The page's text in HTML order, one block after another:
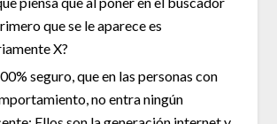
que se le aparece es
X?
seguro, que en las personas con
no entra ningún